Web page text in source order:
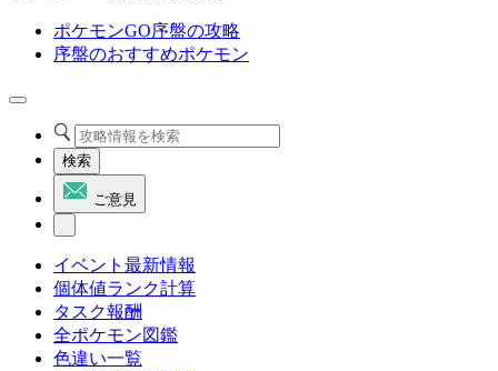
ポケモンGO序盤の攻略
序盤のおすすめポケモン
検索
ご意見
イベント最新情報
個体値ランク計算
タスク報酬
全ポケモン図鑑
色違い一覧